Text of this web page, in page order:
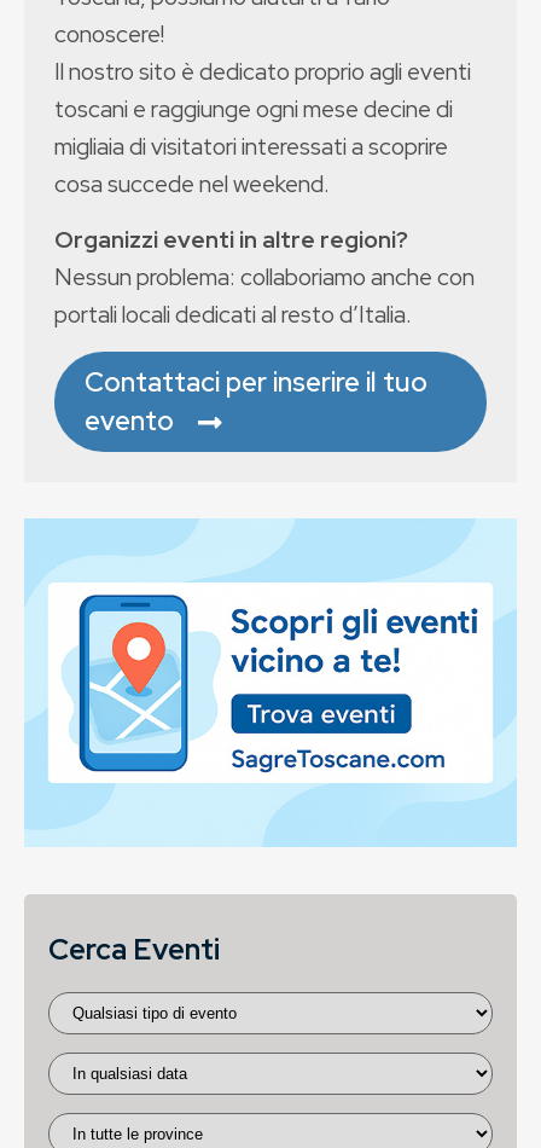
conoscere!
Il nostro sito è dedicato proprio agli eventi
toscani e raggiunge ogni mese decine di
migliaia di visitatori interessati a scoprire
cosa succede nel weekend.
Organizzi eventi in altre regioni?
Nessun problema: collaboriamo anche con
portali locali dedicati al resto d’Italia.
Contattaci per inserire il tuo
evento
Cerca Eventi